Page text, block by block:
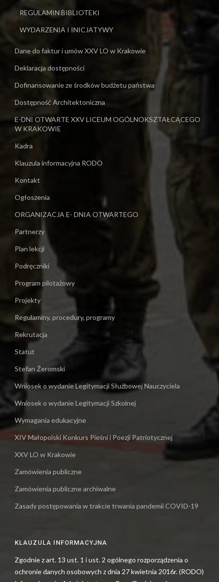
REGULAMIN BIBLIOTEKI
WYDARZENIA I INICJATYWY
Dane do faktur i umów XXV LO w Krakowie
Deklaracja dostępności
Dofinansowanie ze środków budżetu państwa
Dostępność Architektoniczna
E-DNI OTWARTE XXV LICEUM OGÓLNOKSZTAŁCĄCEGO
W KRAKOWIE
Kadra
Klauzula informacyjna RODO
Kontakt
Ogłoszenia
ORGANIZACJA E- DNIA OTWARTEGO
Partnerzy
Plan lekcji
Podręczniki
Program pilotażowy
Projekty
Regulaminy, procedury, programy
Rekrutacja
Statut
Stefan Żeromski
Wniosek o wydanie Legitymacji Służbowej Nauczyciela
Wniosek o wydanie Legitymacji Szkolnej
Wymagania edukacyjne
XIV Małopolski Konkurs Pieśni i Poezji Patriotycznej
XXV LO w Krakowie
Zamówienia publiczne
Zamówienia publiczne archiwalne
Zasady postępowania w trakcie trwania pandemii COVID-19
KLAUZULA INFORMACYJNA
Zgodnie z art. 13 ust. 1 i ust. 2 ogólnego rozporządzenia o
ochronie danych osobowych z dnia 27 kwietnia 2016r. (RODO)